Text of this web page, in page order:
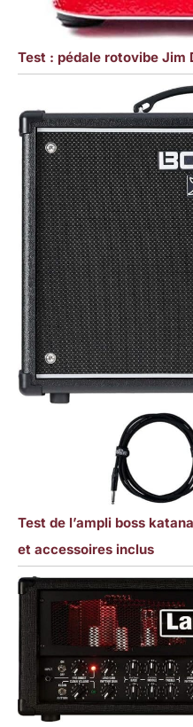
Test : pédale rotovibe Jim
Test de l’ampli boss
et accessoires inclus